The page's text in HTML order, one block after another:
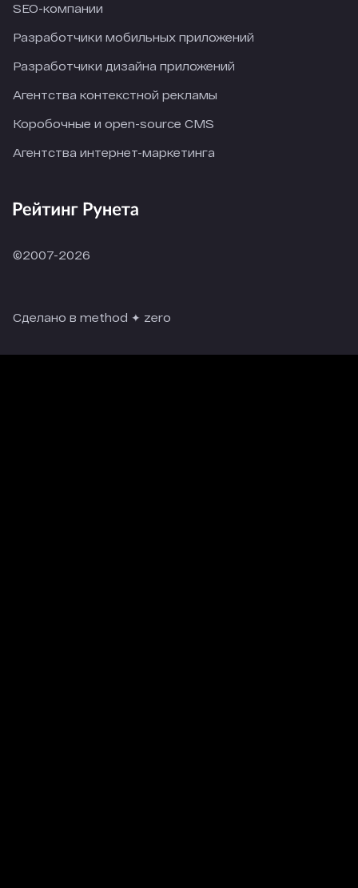
SEO-компании
Разработчики мобильных приложений
Разработчики дизайна приложений
Агентства контекстной рекламы
Коробочные и open-source CMS
Агентства интернет-маркетинга
©2007-2026
Сделано в method ✦ zero